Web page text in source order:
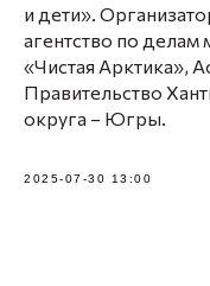
и дети».
агентство по
«Чистая Арктика»,
Правительство
округа – Югры.
2025-07-30 13:00